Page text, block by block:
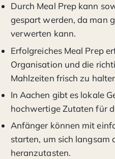
Durch Meal Prep kann
gespart werden, da man
verwerten kann.
Erfolgreiches Meal Prep
Organisation und die
Mahlzeiten frisch zu
In Aachen gibt es lokale
hochwertige Zutaten für
Anfänger können mit
starten, um sich langsam
heranzutasten.